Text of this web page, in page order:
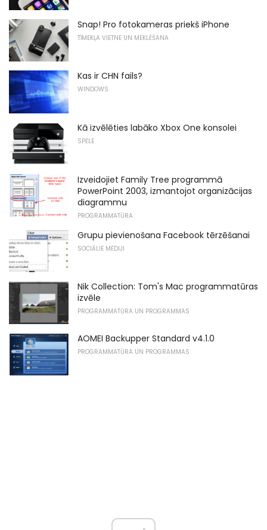
Snap! Pro fotokameras priekš iPhone
TĪMEKĻA VIETNE UN MEKLĒŠANA
Kas ir CHN fails?
WINDOWS
Kā izvēlēties labāko Xbox One konsolei
SPĒLE
Izveidojiet Family Tree programmā
PowerPoint 2003, izmantojot organizācijas
diagrammu
PROGRAMMATŪRA
Grupu pievienošana Facebook tērzēšanai
SOCIĀLIE MĒDIJI
Nik Collection: Tom's Mac programmatūras
izvēle
PROGRAMMATŪRA UN PROGRAMMAS
AOMEI Backupper Standard v4.1.0
PROGRAMMATŪRA UN PROGRAMMAS